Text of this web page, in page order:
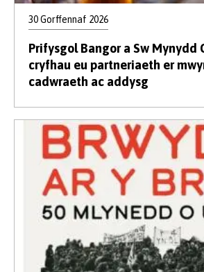
30 Gorffennaf 2026
Prifysgol Bangor a Sw Mynydd
cryfhau eu partneriaeth er
cadwraeth ac addysg